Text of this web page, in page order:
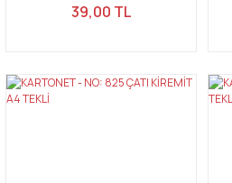
39,00 TL